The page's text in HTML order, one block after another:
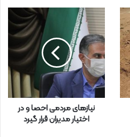
نیازهای مردمی احصا و در
اختیار مدیران قرار گیرد